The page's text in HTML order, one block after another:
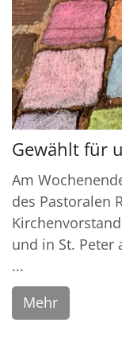
Gewählt für
Am
des Pastoralen
und in St. Peter
...
Mehr